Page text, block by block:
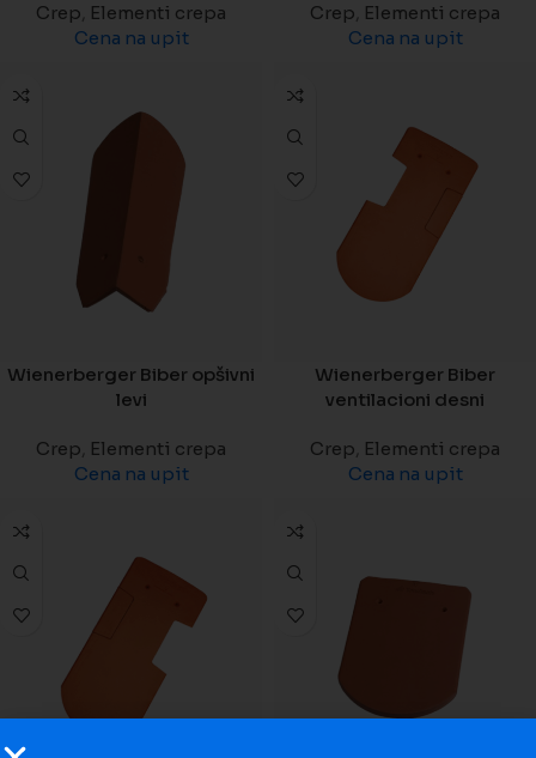
Crep Elementi crepa
Cena na upit
Crep Elementi crepa
Cena na upit
Wienerberger Biber opšivni
levi
Crep Elementi crepa
Cena na upit
Wienerberger Biber
ventilacioni desni
Crep Elementi crepa
Cena na upit